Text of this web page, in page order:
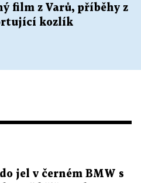
film z Varů, příběhy z
kozlík
jel v černém BMW s